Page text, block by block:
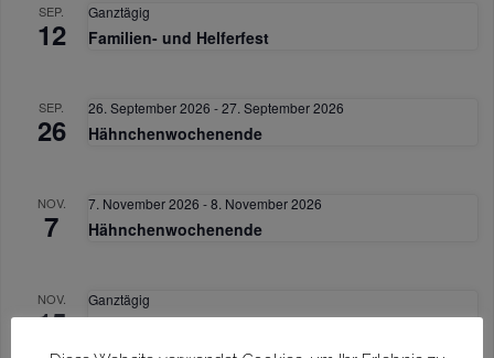
SEP.
12
Ganztägig
Familien- und Helferfest
SEP.
26
26. September 2026 -27. September 2026
Hähnchenwochenende
NOV.
7
7. November 2026 -8. November 2026
Hähnchenwochenende
NOV.
15
Ganztägig
Vorspielnachmittag